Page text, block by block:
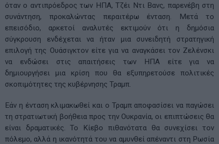
όταν ο αντιπρόεδρος των ΗΠΑ, Τζέι Ντι Βανς, παρενέβη στη
συνάντηση, προκαλώντας περαιτέρω ένταση. Μετά το
επεισόδιο, αρκετοί αναλυτές εκτιμούν ότι η δημόσια
σύγκρουση ενδέχεται να ήταν μια συνειδητή στρατηγική
επιλογή της Ουάσιγκτον είτε για να αναγκάσει τον Ζελένσκι
να ενδώσει στις απαιτήσεις των ΗΠΑ είτε για να
δημιουργήσει μια κρίση που θα εξυπηρετούσε πολιτικές
σκοπιμότητες της κυβέρνησης Τραμπ.
Εάν η ένταση κλιμακωθεί και ο Τραμπ αποφασίσει να παγώσει
τη στρατιωτική βοήθεια προς την Ουκρανία, οι επιπτώσεις θα
είναι δραματικές. Το Κίεβο πιθανότατα θα συνεχίσει τον
πόλεμο, αλλά η ικανότητά του να αμυνθεί απέναντι στη Ρωσία